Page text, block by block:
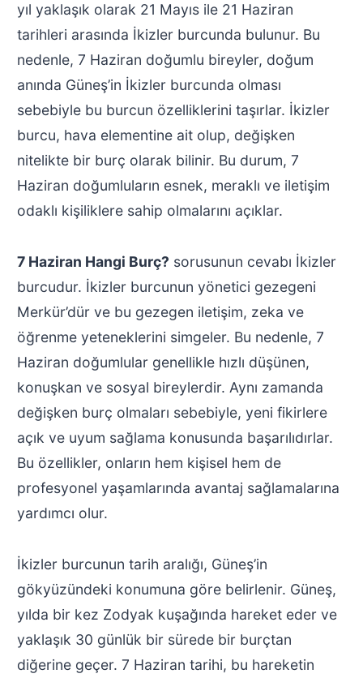
yıl yaklaşık olarak 21 Mayıs ile 21 Haziran
tarihleri arasında İkizler burcunda bulunur. Bu
nedenle, 7 Haziran doğumlu bireyler, doğum
anında Güneş’in İkizler burcunda olması
sebebiyle bu burcun özelliklerini taşırlar. İkizler
burcu, hava elementine ait olup, değişken
nitelikte bir burç olarak bilinir. Bu durum, 7
Haziran doğumluların esnek, meraklı ve iletişim
odaklı kişiliklere sahip olmalarını açıklar.
7 Haziran Hangi Burç? sorusunun cevabı İkizler
burcudur. İkizler burcunun yönetici gezegeni
Merkür’dür ve bu gezegen iletişim, zeka ve
öğrenme yeteneklerini simgeler. Bu nedenle, 7
Haziran doğumlular genellikle hızlı düşünen,
konuşkan ve sosyal bireylerdir. Aynı zamanda
değişken burç olmaları sebebiyle, yeni fikirlere
açık ve uyum sağlama konusunda başarılıdırlar.
Bu özellikler, onların hem kişisel hem de
profesyonel yaşamlarında avantaj sağlamalarına
yardımcı olur.
İkizler burcunun tarih aralığı, Güneş’in
gökyüzündeki konumuna göre belirlenir. Güneş,
yılda bir kez Zodyak kuşağında hareket eder ve
yaklaşık 30 günlük bir sürede bir burçtan
diğerine geçer. 7 Haziran tarihi, bu hareketin